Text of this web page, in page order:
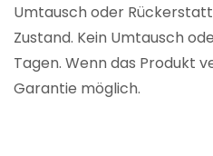
Umtausch oder
Zustand. Kein Umtausch
Tagen. Wenn das Produkt
Garantie möglich.